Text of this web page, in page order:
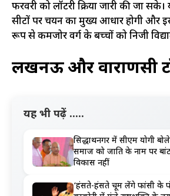
फरवरी को लॉटरी प्रक्रिया जारी की जा
सीटों पर चयन का मुख्य आधार होगी और
रूप से कमजोर वर्ग के बच्चों को निजी
लखनऊ और वाराणसी
यह भी पढ़ें .....
सिद्धार्थनगर में सीएम योगी
समाज को जाति के नाम पर
विकास नहीं
‘हंसते-हंसते चूम लेंगे फांसी के